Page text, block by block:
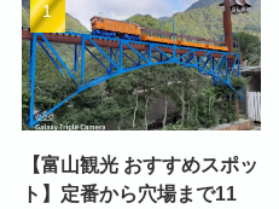
【富山観光 おすすめスポッ
ト】定番から穴場まで11